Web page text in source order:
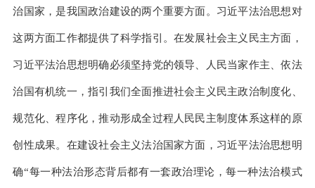
治国家，是我国政治建设的两个重要方面。习近平法治思想对
这两方面工作都提供了科学指引。在发展社会主义民主方面，
习近平法治思想明确必须坚持党的领导、人民当家作主、依法
治国有机统一，指引我们全面推进社会主义民主政治制度化、
规范化、程序化，推动形成全过程人民民主制度体系这样的原
创性成果。在建设社会主义法治国家方面，习近平法治思想明
确“每一种法治形态背后都有一套政治理论，每一种法治模式